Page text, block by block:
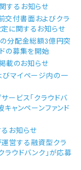
するお知らせ
交付書面およびクラ
に関するお知らせ
の分配金総額3億円突
の募集を開始
載のお知らせ
びマイページ内の一
ービス「クラウドバ
ャンペーンファンド
お知らせ
営する融資型クラ
ラウドバンク」が応募